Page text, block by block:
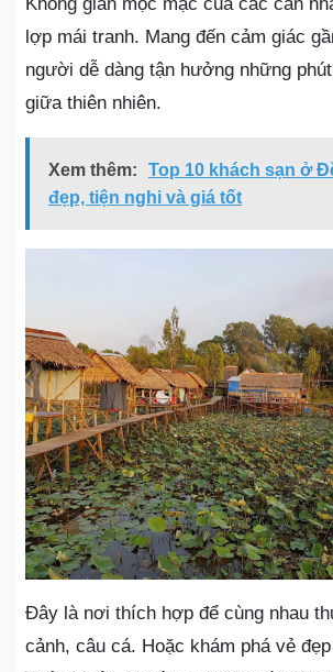
lợp mái tranh. Mang đến cảm giác
người dễ dàng tận hưởng những
giữa thiên nhiên.
Xem thêm:
Top 10 khách sạn ở
đẹp, tiện nghi và giá tốt
Đây là nơi thích hợp để cùng nhau
cảnh, câu cá. Hoặc khám phá vẻ